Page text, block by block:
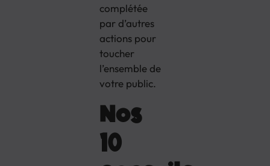
complétée
par d’autres
actions pour
toucher
l’ensemble de
votre public.
Nos
10